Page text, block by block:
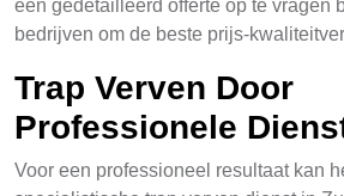
een gedetailleerd offerte op te vragen
bedrijven om de beste prijs-
Trap Verven Door
Professionele
Voor een professioneel resultaat kan